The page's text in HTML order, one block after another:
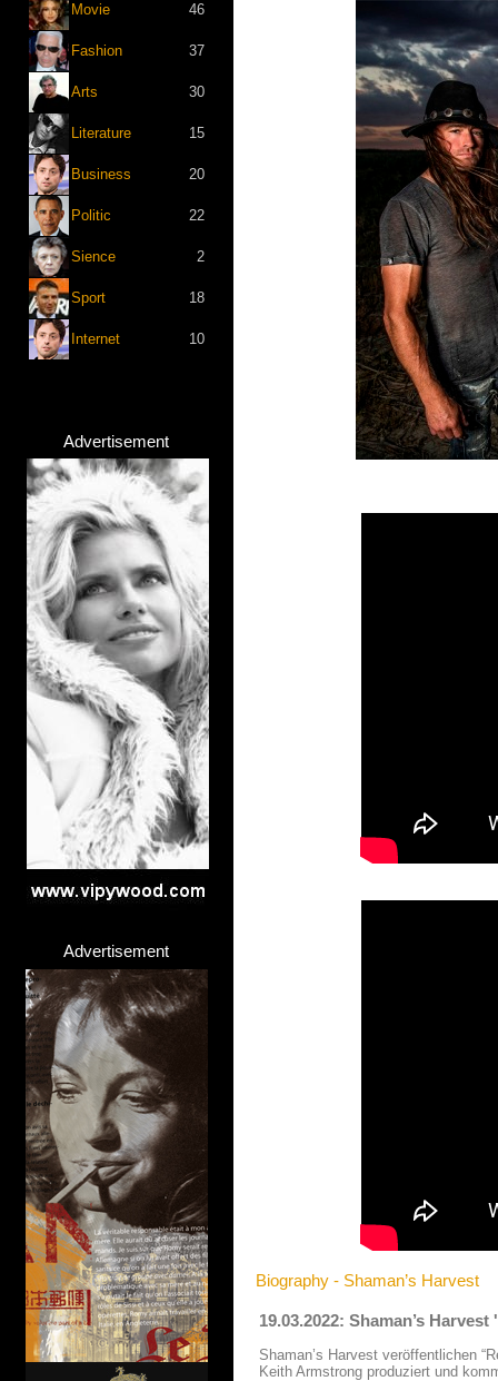
Movie 46
Fashion 37
Arts 30
Literature 15
Business 20
Politic 22
Sience 2
Sport 18
Internet 10
Advertisement
Advertisement
Biography - Shaman’s Harvest
19.03.2022: Shaman’s
Shaman’s Harvest veröffentlichen
Keith Armstrong produziert und